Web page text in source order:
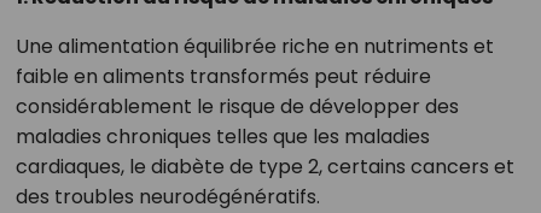
Une alimentation équilibrée riche en nutriments et
faible en aliments transformés peut réduire
considérablement le risque de développer des
maladies chroniques telles que les maladies
cardiaques, le diabète de type 2, certains cancers et
des troubles neurodégénératifs.